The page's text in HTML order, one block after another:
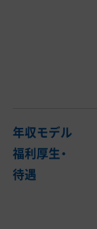
年収モデル
福利厚生・
待遇